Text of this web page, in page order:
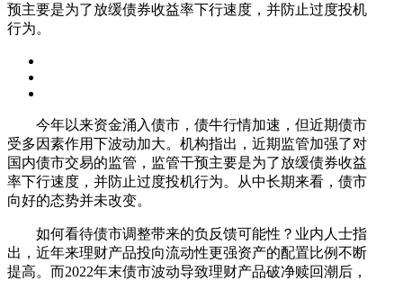
预主要是为了放缓债券收益率下行速度，并防止过度投机
行为。
今年以来资金涌入债市，债牛行情加速，但近期债市
受多因素作用下波动加大。机构指出，近期监管加强了对
国内债市交易的监管，监管干预主要是为了放缓债券收益
率下行速度，并防止过度投机行为。从中长期来看，债市
向好的态势并未改变。
如何看待债市调整带来的负反馈可能性？业内人士指
出，近年来理财产品投向流动性更强资产的配置比例不断
提高。而2022年末债市波动导致理财产品破净赎回潮后，